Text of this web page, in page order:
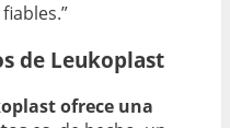
de Leukoplast
ofrece una